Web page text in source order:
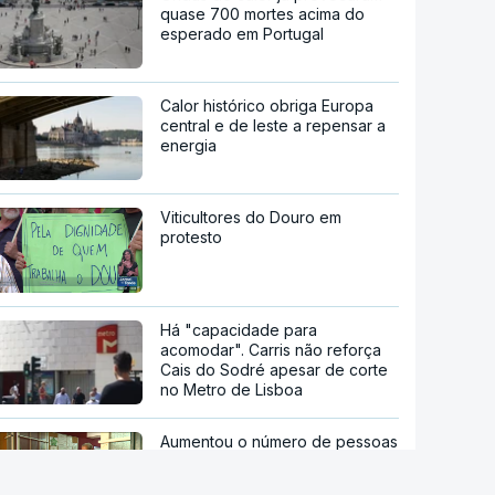
quase 700 mortes acima do
esperado em Portugal
Calor histórico obriga Europa
central e de leste a repensar a
energia
Viticultores do Douro em
protesto
Há "capacidade para
acomodar". Carris não reforça
Cais do Sodré apesar de corte
no Metro de Lisboa
Aumentou o número de pessoas